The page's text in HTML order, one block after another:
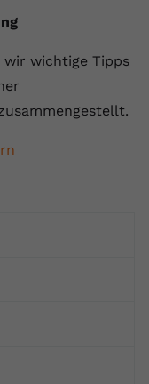
wir wichtige Tipps